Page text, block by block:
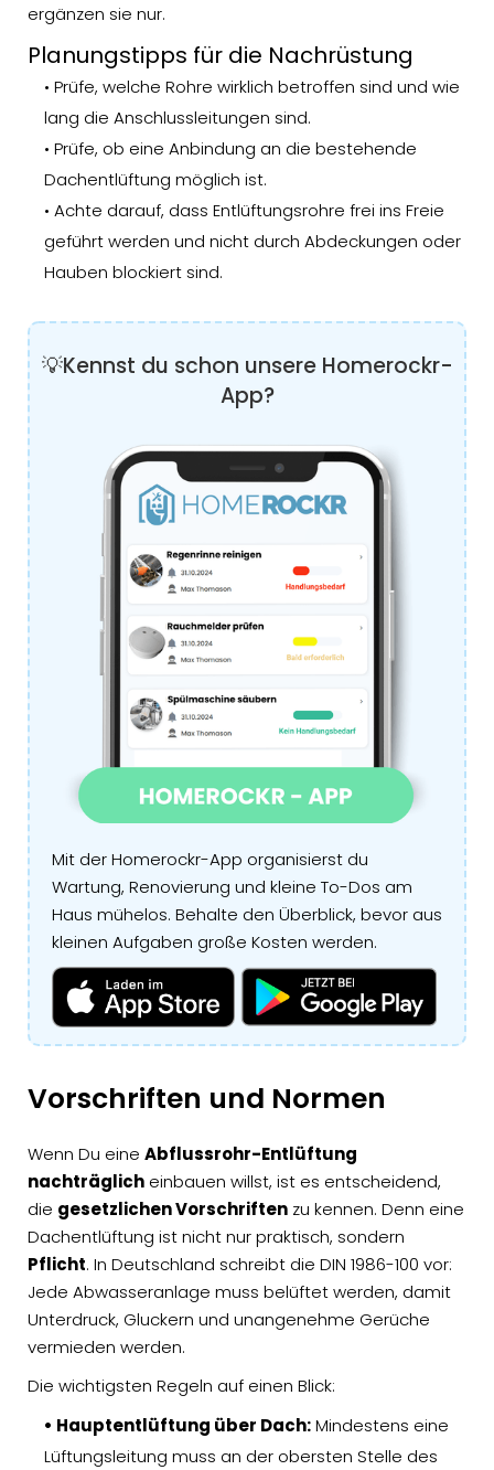
ergänzen sie nur.
Planungstipps für die Nachrüstung
• Prüfe, welche Rohre wirklich betroffen sind und wie
lang die Anschlussleitungen sind.
• Prüfe, ob eine Anbindung an die bestehende
Dachentlüftung möglich ist.
• Achte darauf, dass Entlüftungsrohre frei ins Freie
geführt werden und nicht durch Abdeckungen oder
Hauben blockiert sind.
💡Kennst du schon unsere Homerockr-
App?
Mit der Homerockr-App organisierst du
Wartung, Renovierung und kleine To-Dos am
Haus mühelos. Behalte den Überblick, bevor aus
kleinen Aufgaben große Kosten werden.
Vorschriften und Normen
Wenn Du eine Abflussrohr-Entlüftung
nachträglich einbauen willst, ist es entscheidend,
die gesetzlichen Vorschriften zu kennen. Denn eine
Dachentlüftung ist nicht nur praktisch, sondern
Pflicht. In Deutschland schreibt die DIN 1986-100 vor:
Jede Abwasseranlage muss belüftet werden, damit
Unterdruck, Gluckern und unangenehme Gerüche
vermieden werden.
Die wichtigsten Regeln auf einen Blick:
• Hauptentlüftung über Dach:Mindestens eine
Lüftungsleitung muss an der obersten Stelle des